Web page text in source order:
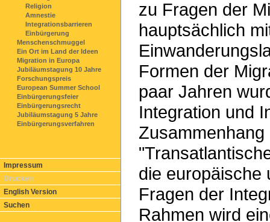
Religion
Amnestie
Integrationsbarrieren
Einbürgerung
Menschenschmuggel
Ein Ort im Land der Ideen
Migration in Europa
Jubiläumstagung 10 Jahre
Forschungspreis
European Summer School
Einbürgerungsfeier
Einbürgerungsrecht
Jubiläumstagung 5 Jahre
Einbürgerungsverfahren
Impressum
Drucken
English Version
Suchen
zu Fragen der
hauptsächlich
Formen der
paar Jahren
Integration und
die europäische
Fragen der
Rahmen wird